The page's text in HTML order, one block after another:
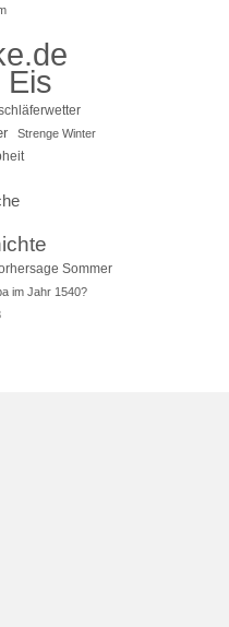
Eis
Strenge Winter
Sommer
im Jahr 1540?